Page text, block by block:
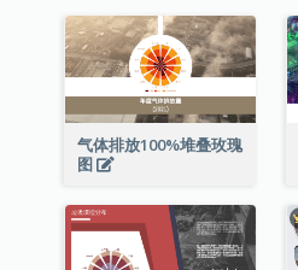
气体排放100%堆叠玫瑰
图